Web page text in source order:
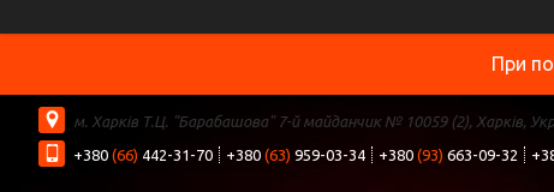
При
м. Харків Т.Ц. "Барабашова" 7-й майданчик № 10059 (2), Харків,
+380 (66) 442-31-70 +380 (63) 959-03-34 +380 (93) 663-09-32